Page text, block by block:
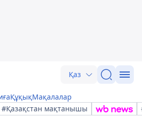
Қаз
ҚұқықМақалалар
#Қазақстан мақтанышы